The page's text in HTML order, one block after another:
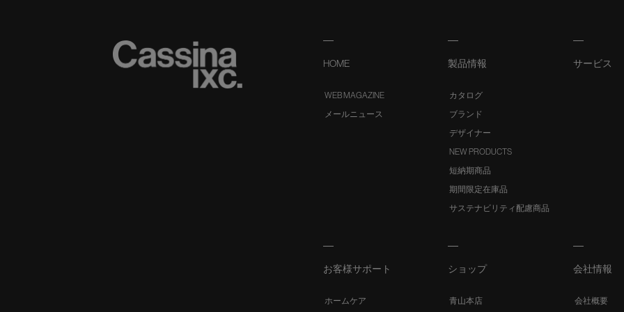
HOME
WEB MAGAZINE
メールニュース
製品情報
カタログ
ブランド
デザイナー
NEW PRODUCTS
短納期商品
期間限定在庫品
サステナビリティ配慮商品
サービス
お客様サポート
ホームケア
ショップ
青山本店
会社情報
会社概要